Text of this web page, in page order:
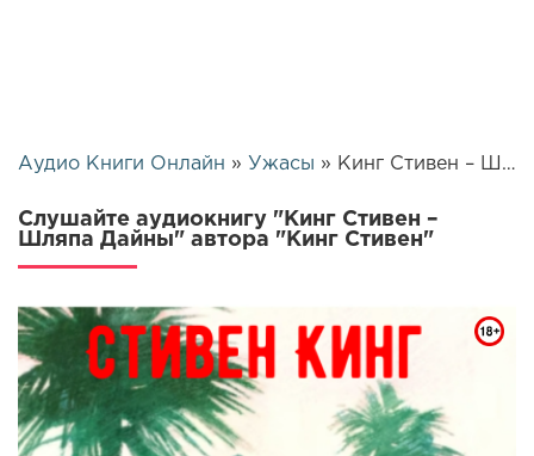
Аудио Книги Онлайн » Ужасы » Кинг Стивен – Шляпа Дайны | 26024
Слушайте аудиокнигу "Кинг Стивен –
Шляпа Дайны" автора "Кинг Стивен"